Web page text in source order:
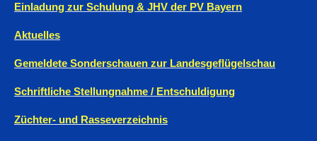
Einladung zur Schulung & JHV der PV Bayern
Aktuelles
Gemeldete Sonderschauen zur Landesgeflügelschau
Schriftliche Stellungnahme / Entschuldigung
Züchter- und Rasseverzeichnis